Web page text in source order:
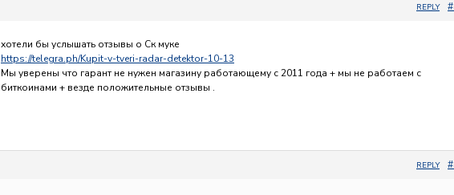
REPLY
хотели бы услышать отзывы о Ск муке
https://telegra.ph/Kupit-v-tveri-radar-detektor-10-13
Мы уверены что гарант не нужен магазину работающему с 2011 года + мы не работаем с
биткоинами + везде положительные отзывы .
REPLY